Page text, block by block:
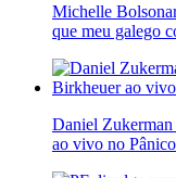
Michelle
que meu galego
Daniel
ao vivo no Pânico